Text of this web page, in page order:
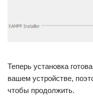
Теперь установка
вашем устройстве,
чтобы продолжить.